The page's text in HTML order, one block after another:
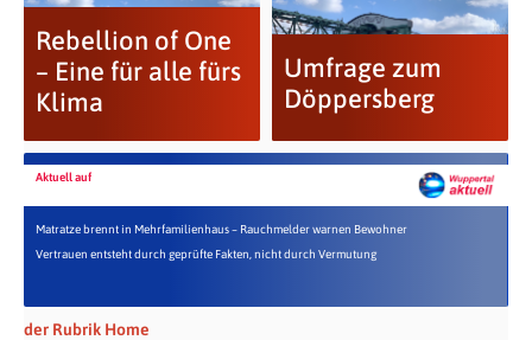
Rebellion of One
– Eine für alle fürs
Klima
Umfrage zum
Döppersberg
Aktuell auf
Matratze brennt in Mehrfamilienhaus – Rauchmelder warnen Bewohner
Vertrauen entsteht durch geprüfte Fakten, nicht durch Vermutung
der Rubrik Home